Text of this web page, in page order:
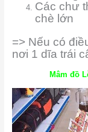
Các chư
chè lớn
=> Nếu có
nơi 1 dĩa trái
Mâm đồ